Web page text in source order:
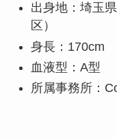
出身地：埼玉
区）
身長：170cm
血液型：A型
所属事務所：